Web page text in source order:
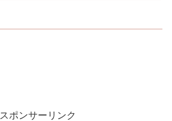
スポンサーリンク